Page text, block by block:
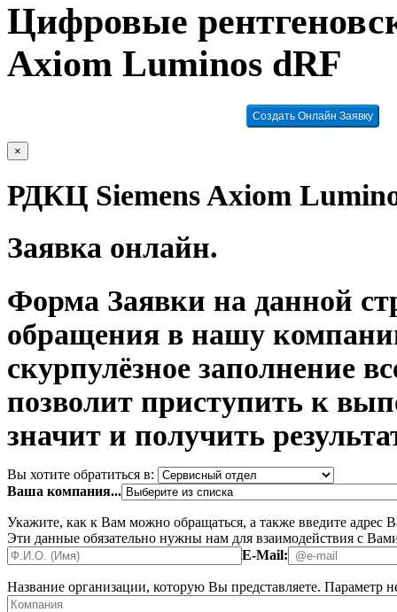
Цифровые
Axiom Luminos dRF
Создать Онлайн Заявку
×
РДКЦ Siemens Axiom
Заявка онлайн.
Форма Заявки на данной
обращения в нашу
скурпулёзное заполнение
позволит приступить к
значит и получить
Вы хотите обратиться в:
Ваша компания...
Укажите, как к Вам можно обращаться, а также введите адрес
Эти данные обязательно нужны нам для взаимодействия с
E-Mail:
Название организации, которую Вы представляете. Параметр